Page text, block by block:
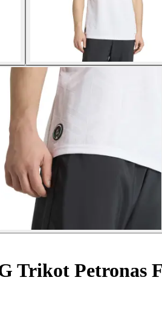
Trikot Petronas